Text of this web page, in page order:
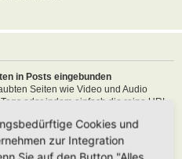
in Posts eingebunden
Seiten wie Video und Audio
Tags oder indem einfach die reine URL
Als Beispiel:
[/media]
Cookies und
zur Integration